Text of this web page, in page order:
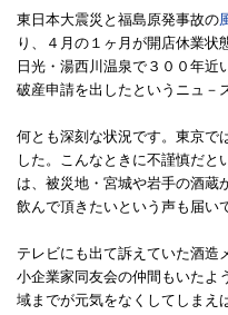
東日本大震災と福島原発事故の
り、４月の１ヶ月が開店休業状
日光・湯西川温泉で３００年
破産申請を出したというニュ－
何とも深刻な状況です。東京で
した。こんなときに不謹慎だと
は、被災地・宮城や岩手の酒蔵
飲んで頂きたいという声も届い
テレビにも出て訴えていた酒造
小企業家同友会の仲間もいたよ
域までが元気をなくしてしまえ